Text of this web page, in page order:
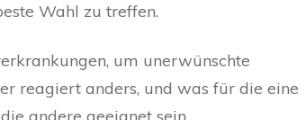
Wahl zu treffen.
um unerwünschte
reagiert anders, und was für die eine